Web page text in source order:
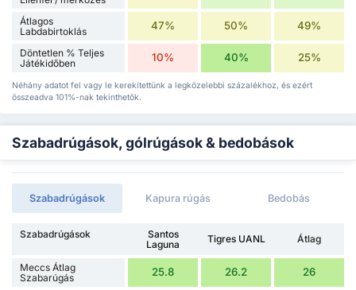
Átlagos
Labdabirtoklás
47% 50% 49%
Döntetlen % Teljes
Játékidőben
10% 40% 25%
Néhány adatot fel vagy le kerekítettünk a legközelebbi százalékhoz, és ezért
összeadva 101%-nak tekinthetők.
Szabadrúgások, gólrúgások & bedobások
Szabadrúgások Kapura rúgás Bedobás
Szabadrúgások
Santos
Laguna
Tigres UANL Átlag
Meccs Átlag
Szabarúgás
25.8 26.2 26